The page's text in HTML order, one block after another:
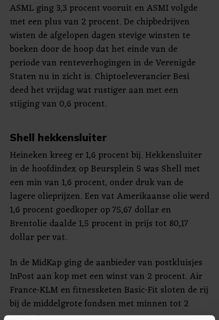
ASML ging 3,3 procent vooruit en ASMI volgde
met een plus van 2 procent. De chipbedrijven
wisten de afgelopen dagen stevige winsten te
boeken door de hoop dat het einde van de
periode van renteverhogingen in de Verenigde
Staten nu in zicht is. Chiptoeleverancier Besi
deed het vrijdag wat rustiger aan met een
stijging van 0,6 procent.
Shell hekkensluiter
Heineken kreeg er 1,6 procent bij. Hekkensluiter
in de hoofdindex op Beursplein 5 was Shell met
een min van 1,6 procent, onder druk van de
lagere olieprijzen. Een vat Amerikaanse olie werd
1,6 procent goedkoper op 75,67 dollar en
Brentolie daalde 1,5 procent in prijs tot 80,17
dollar per vat.
In de MidKap ging de aanbieder van postkluisjes
InPost aan kop met een winst van 2 procent. Air
France-KLM en fitnessketen Basic-Fit sloten de rij
bij de middelgrote fondsen met minnen tot 2